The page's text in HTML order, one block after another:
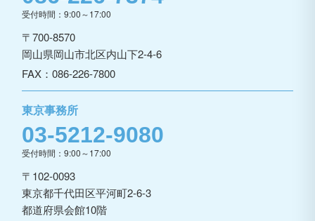
受付時間：9:00～17:00
〒700-8570
岡山県岡山市北区内山下2-4-6
FAX：086-226-7800
東京事務所
03-5212-9080
受付時間：9:00～17:00
〒102-0093
東京都千代田区平河町2-6-3
都道府県会館10階